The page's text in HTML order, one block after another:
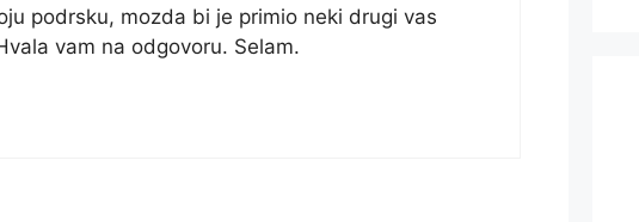
podrsku, mozda bi je primio neki drugi vas
vam na odgovoru. Selam.